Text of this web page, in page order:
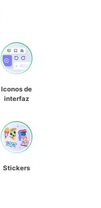
Iconos de
interfaz
Stickers